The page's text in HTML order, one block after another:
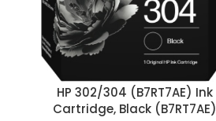
HP 302/304 (B7RT7AE) Ink
Cartridge, Black (B7RT7AE)